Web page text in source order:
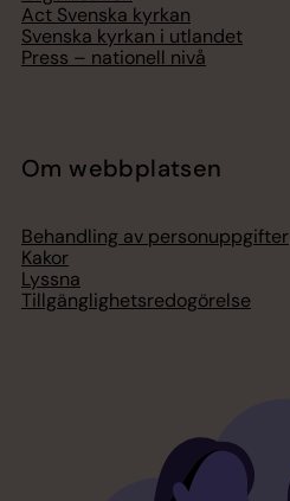
Act Svenska kyrkan
Svenska kyrkan i utlandet
Press – nationell nivå
Om webbplatsen
Behandling av personuppgifter
Kakor
Lyssna
Tillgänglighetsredogörelse